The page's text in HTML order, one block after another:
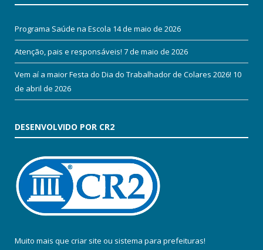
Programa Saúde na Escola 14 de maio de 2026
Atenção, pais e responsáveis! 7 de maio de 2026
Vem aí a maior Festa do Dia do Trabalhador de Colares 2026! 10
de abril de 2026
DESENVOLVIDO POR CR2
Muito mais que criar site ou sistema para prefeituras!